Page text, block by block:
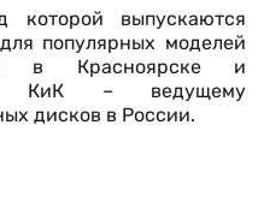
которой выпускаются
популярных моделей
в Красноярске и
КиК – ведущему
дисков в России.